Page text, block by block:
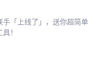
手「上线了」，送你超简单
！